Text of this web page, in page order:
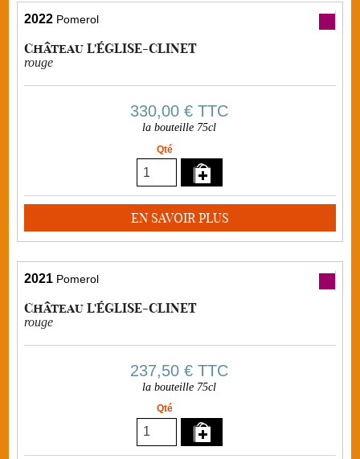
2022 Pomerol
Château L'ÉGLISE-CLINET
rouge
330,00 € TTC
la bouteille 75cl
Qté
EN SAVOIR PLUS
2021 Pomerol
Château L'ÉGLISE-CLINET
rouge
237,50 € TTC
la bouteille 75cl
Qté